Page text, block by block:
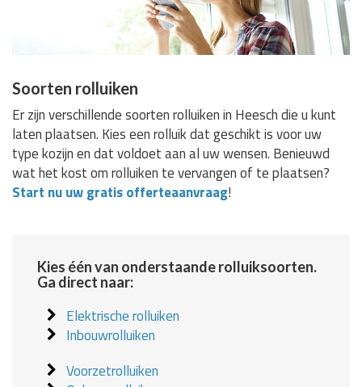
Soorten rolluiken
Er zijn verschillende soorten rolluiken in Heesch die u kunt
laten plaatsen. Kies een rolluik dat geschikt is voor uw
type kozijn en dat voldoet aan al uw wensen. Benieuwd
wat het kost om rolluiken te vervangen of te plaatsen?
Start nu uw gratis offerteaanvraag!
Kies één van onderstaande rolluiksoorten.
Ga direct naar:
Elektrische rolluiken
Inbouwrolluiken
Voorzetrolluiken